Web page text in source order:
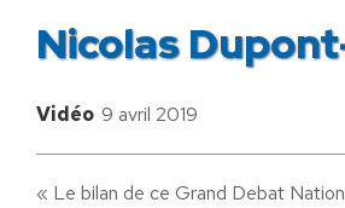
Nicolas
Vidéo 9 avril 2019
« Le bilan de ce Grand Debat